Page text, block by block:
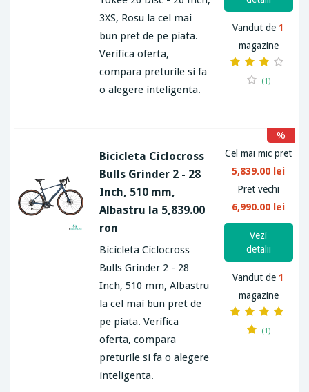
3XS, Rosu la cel mai
bun pret de pe piata.
Verifica oferta,
compara preturile si fa
o alegere inteligenta.
Vandut de1
magazine
(1)
Bicicleta Ciclocross
Bulls Grinder 2 - 28
Inch, 510 mm,
Albastru la 5,839.00
ron
Bicicleta Ciclocross
Bulls Grinder 2 - 28
Inch, 510 mm, Albastru
la cel mai bun pret de
pe piata. Verifica
oferta, compara
preturile si fa o alegere
inteligenta.
Cel mai mic pret
5,839.00 lei
Pret vechi
6,990.00 lei
%
Vezi
detalii
Vandut de1
magazine
(1)